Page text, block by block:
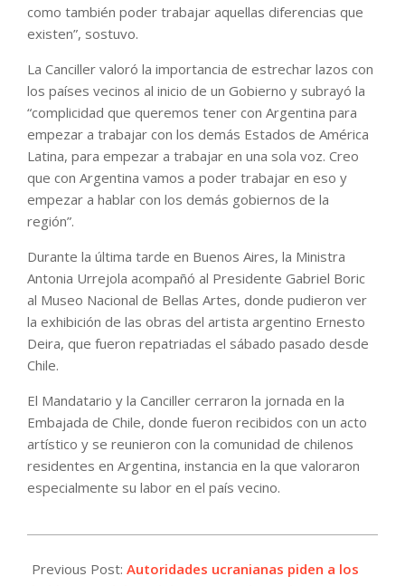
como también poder trabajar aquellas diferencias que
existen”, sostuvo.
La Canciller valoró la importancia de estrechar lazos con
los países vecinos al inicio de un Gobierno y subrayó la
“complicidad que queremos tener con Argentina para
empezar a trabajar con los demás Estados de América
Latina, para empezar a trabajar en una sola voz. Creo
que con Argentina vamos a poder trabajar en eso y
empezar a hablar con los demás gobiernos de la
región”.
Durante la última tarde en Buenos Aires, la Ministra
Antonia Urrejola acompañó al Presidente Gabriel Boric
al Museo Nacional de Bellas Artes, donde pudieron ver
la exhibición de las obras del artista argentino Ernesto
Deira, que fueron repatriadas el sábado pasado desde
Chile.
El Mandatario y la Canciller cerraron la jornada en la
Embajada de Chile, donde fueron recibidos con un acto
artístico y se reunieron con la comunidad de chilenos
residentes en Argentina, instancia en la que valoraron
especialmente su labor en el país vecino.
04-
Previous Post: Autoridades ucranianas piden a los